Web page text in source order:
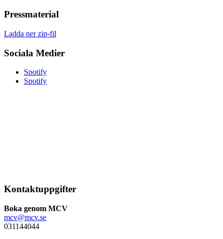
Pressmaterial
Ladda ner zip-fil
Sociala Medier
Spotify
Spotify
Kontaktuppgifter
Boka genom MCV
mcv@mcv.se
031144044